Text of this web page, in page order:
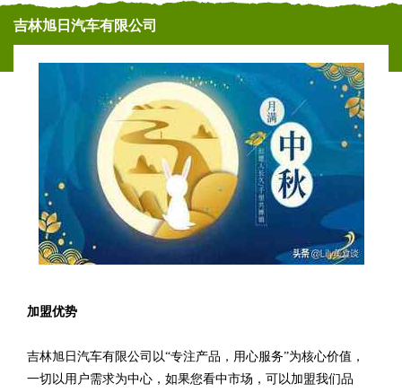
吉林旭日汽车有限公司
加盟优势
吉林旭日汽车有限公司以“专注产品，用心服务”为核心价值，
一切以用户需求为中心，如果您看中市场，可以加盟我们品